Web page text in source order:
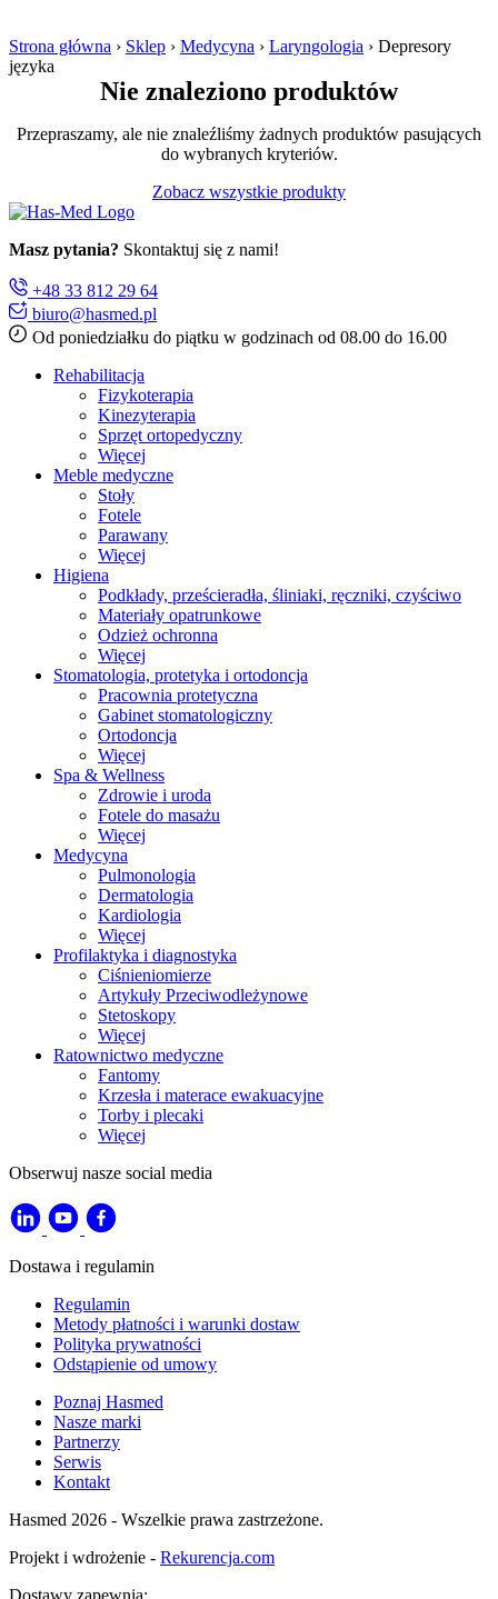
Strona główna › Sklep › Medycyna › Laryngologia › Depresory
języka
Nie znaleziono produktów
Przepraszamy, ale nie znaleźliśmy żadnych produktów pasujących
do wybranych kryteriów.
Zobacz wszystkie produkty
Masz pytania? Skontaktuj się z nami!
+48 33 812 29 64
biuro@hasmed.pl
Od poniedziałku do piątku w godzinach od 08.00 do 16.00
Rehabilitacja
Fizykoterapia
Kinezyterapia
Sprzęt ortopedyczny
Więcej
Meble medyczne
Stoły
Fotele
Parawany
Więcej
Higiena
Podkłady, prześcieradła, śliniaki, ręczniki, czyściwo
Materiały opatrunkowe
Odzież ochronna
Więcej
Stomatologia, protetyka i ortodoncja
Pracownia protetyczna
Gabinet stomatologiczny
Ortodoncja
Więcej
Spa & Wellness
Zdrowie i uroda
Fotele do masażu
Więcej
Medycyna
Pulmonologia
Dermatologia
Kardiologia
Więcej
Profilaktyka i diagnostyka
Ciśnieniomierze
Artykuły Przeciwodleżynowe
Stetoskopy
Więcej
Ratownictwo medyczne
Fantomy
Krzesła i materace ewakuacyjne
Torby i plecaki
Więcej
Obserwuj nasze social media
Dostawa i regulamin
Regulamin
Metody płatności i warunki dostaw
Polityka prywatności
Odstąpienie od umowy
Poznaj Hasmed
Nasze marki
Partnerzy
Serwis
Kontakt
Hasmed 2026 - Wszelkie prawa zastrzeżone.
Projekt i wdrożenie - Rekurencja.com